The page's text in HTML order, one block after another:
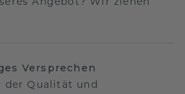
Versprechen
Qualität und